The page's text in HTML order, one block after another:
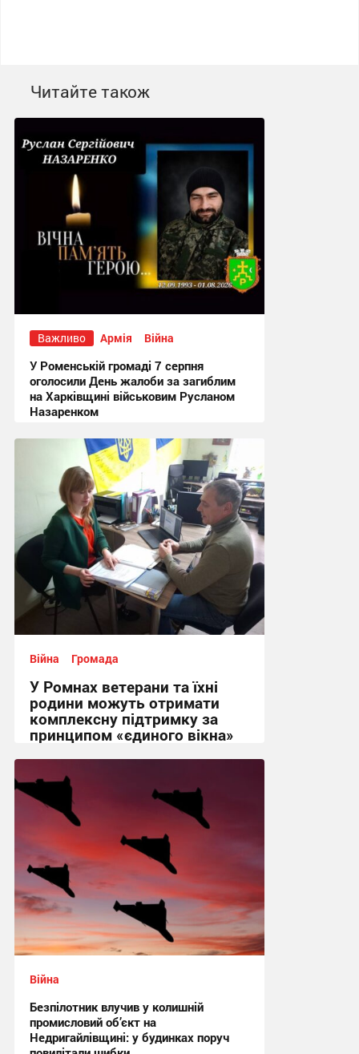
Читайте також
Важливо Армія Війна
У Роменській громаді 7 серпня
оголосили День жалоби за загиблим
на Харківщині військовим Русланом
Назаренком
17:49 вчора
Війна Громада
У Ромнах ветерани та їхні
родини можуть отримати
комплексну підтримку за
принципом «єдиного вікна»
14:00 вчора
Війна
Безпілотник влучив у колишній
промисловий об’єкт на
Недригайлівщині: у будинках поруч